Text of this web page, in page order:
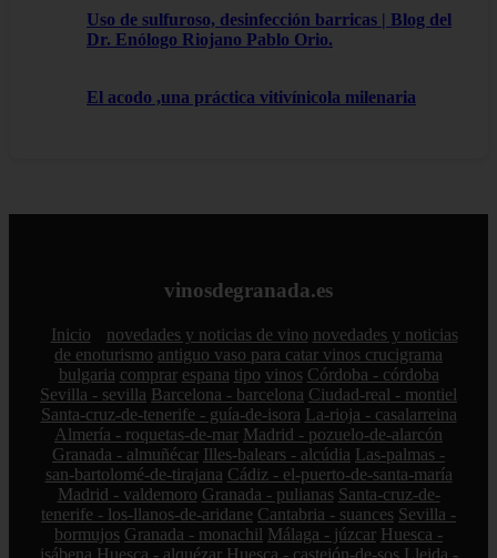
Uso de sulfuroso, desinfección barricas | Blog del
Dr. Enólogo Riojano Pablo Orio.
El acodo ,una práctica vitivínicola milenaria
vinosdegranada.es
Inicio novedades y noticias de vino novedades y noticias
de enoturismo antiguo vaso para catar vinos crucigrama
bulgaria comprar espana tipo vinos Córdoba - córdoba
Sevilla - sevilla Barcelona - barcelona Ciudad-real - montiel
Santa-cruz-de-tenerife - guía-de-isora La-rioja - casalarreina
Almería - roquetas-de-mar Madrid - pozuelo-de-alarcón
Granada - almuñécar Illes-balears - alcúdia Las-palmas -
san-bartolomé-de-tirajana Cádiz - el-puerto-de-santa-maría
Madrid - valdemoro Granada - pulianas Santa-cruz-de-
tenerife - los-llanos-de-aridane Cantabria - suances Sevilla -
bormujos Granada - monachil Málaga - júzcar Huesca -